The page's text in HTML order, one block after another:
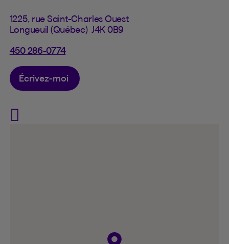
1225, rue Saint-Charles Ouest
Longueuil (Québec) J4K 0B9
450 286-0774
Écrivez-moi
Visit Ourida Yahiaoui on